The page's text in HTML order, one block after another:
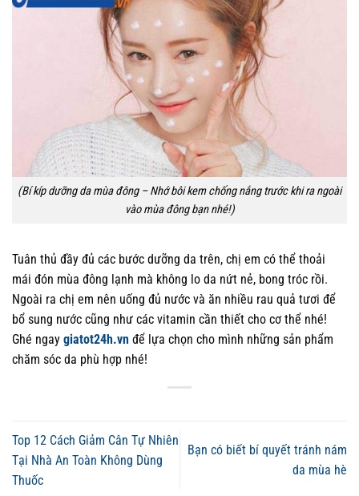
(Bí kíp dưỡng da mùa đông – Nhớ bôi kem chống nắng trước khi ra ngoài
vào mùa đông bạn nhé!)
Tuân thủ đầy đủ các bước dưỡng da trên, chị em có thể thoải
mái đón mùa đông lạnh mà không lo da nứt nẻ, bong tróc rồi.
Ngoài ra chị em nên uống đủ nước và ăn nhiều rau quả tươi để
bổ sung nước cũng như các vitamin cần thiết cho cơ thể nhé!
Ghé ngay giatot24h.vn để lựa chọn cho mình những sản phẩm
chăm sóc da phù hợp nhé!
Top 12 Cách Giảm Cân Tự Nhiên
Tại Nhà An Toàn Không Dùng
Thuốc
Bạn có biết bí quyết tránh nám
da mùa hè